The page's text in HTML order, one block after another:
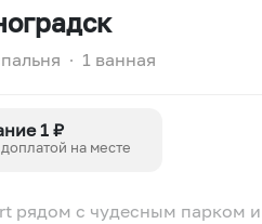
∙ 1 ванная
1 ₽
на месте
рядом с чудесным парком